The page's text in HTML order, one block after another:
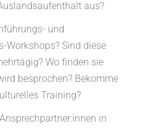
aus?
und
Workshops? Sind diese
Wo finden sie
besprochen? Bekomme
Training?
in